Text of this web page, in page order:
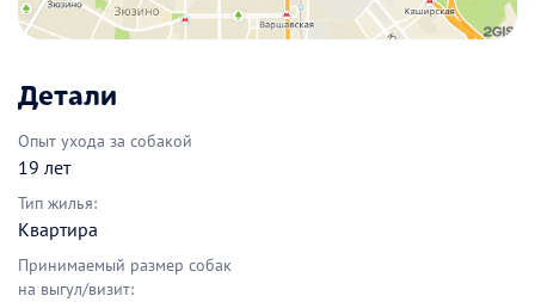
Детали
Опыт ухода за собакой
19 лет
Тип жилья:
Квартира
Принимаемый размер собак
на выгул/визит: